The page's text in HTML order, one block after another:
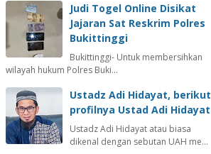
Judi Togel Online Disikat
Jajaran Sat Reskrim Polres
Bukittinggi
Bukittinggi- Untuk membersihkan
wilayah hukum Polres Buki…
Ustadz Adi Hidayat, berikut
profilnya Ustad Adi Hidayat
Ustadz Adi Hidayat atau biasa
dikenal dengan sebutan UAH me…